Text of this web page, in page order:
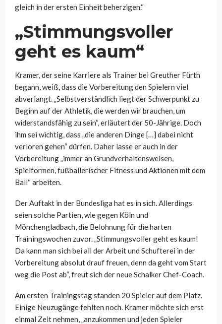
gleich in der ersten Einheit beherzigen.“
„Stimmungsvoller
geht es kaum“
Kramer, der seine Karriere als Trainer bei Greuther Fürth
begann, weiß, dass die Vorbereitung den Spielern viel
abverlangt. „Selbstverständlich liegt der Schwerpunkt zu
Beginn auf der Athletik, die werden wir brauchen, um
widerstandsfähig zu sein“, erläutert der 50-Jährige. Doch
ihm sei wichtig, dass „die anderen Dinge […] dabei nicht
verloren gehen“ dürfen. Daher lasse er auch in der
Vorbereitung „immer an Grundverhaltensweisen,
Spielformen, fußballerischer Fitness und Aktionen mit dem
Ball“ arbeiten.
Der Auftakt in der Bundesliga hat es in sich. Allerdings
seien solche Partien, wie gegen Köln und
Mönchengladbach, die Belohnung für die harten
Trainingswochen zuvor. „Stimmungsvoller geht es kaum!
Da kann man sich bei all der Arbeit und Schufterei in der
Vorbereitung absolut drauf freuen, denn da geht vom Start
weg die Post ab“, freut sich der neue Schalker Chef-Coach.
Am ersten Trainingstag standen 20 Spieler auf dem Platz.
Einige Neuzugänge fehlten noch. Kramer möchte sich erst
einmal Zeit nehmen, „anzukommen und jeden Spieler